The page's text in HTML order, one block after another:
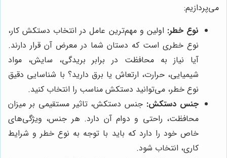
می‌پردازیم:
نوع خطر: اولین و مهم‌ترین عامل در انتخاب دستکش کار،
نوع خطری است که دستان شما در معرض آن قرار دارند.
آیا نیاز به محافظت در برابر بریدگی، سایش، مواد
شیمیایی، حرارت، ارتعاش یا برق دارید؟ با شناسایی دقیق
نوع خطر، می‌توانید دستکش مناسب را انتخاب کنید.
جنس دستکش: جنس دستکش، تاثیر مستقیمی بر میزان
محافظت، راحتی و دوام آن دارد. هر جنس، ویژگی‌های
خاص خود را دارد که باید با توجه به نوع خطر و شرایط
کاری، انتخاب شود.